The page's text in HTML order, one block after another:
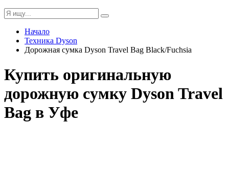
Начало
Техника Dyson
Дорожная сумка Dyson Travel Bag Black/Fuchsia
Купить оригинальную
дорожную сумку Dyson Travel
Bag в Уфе